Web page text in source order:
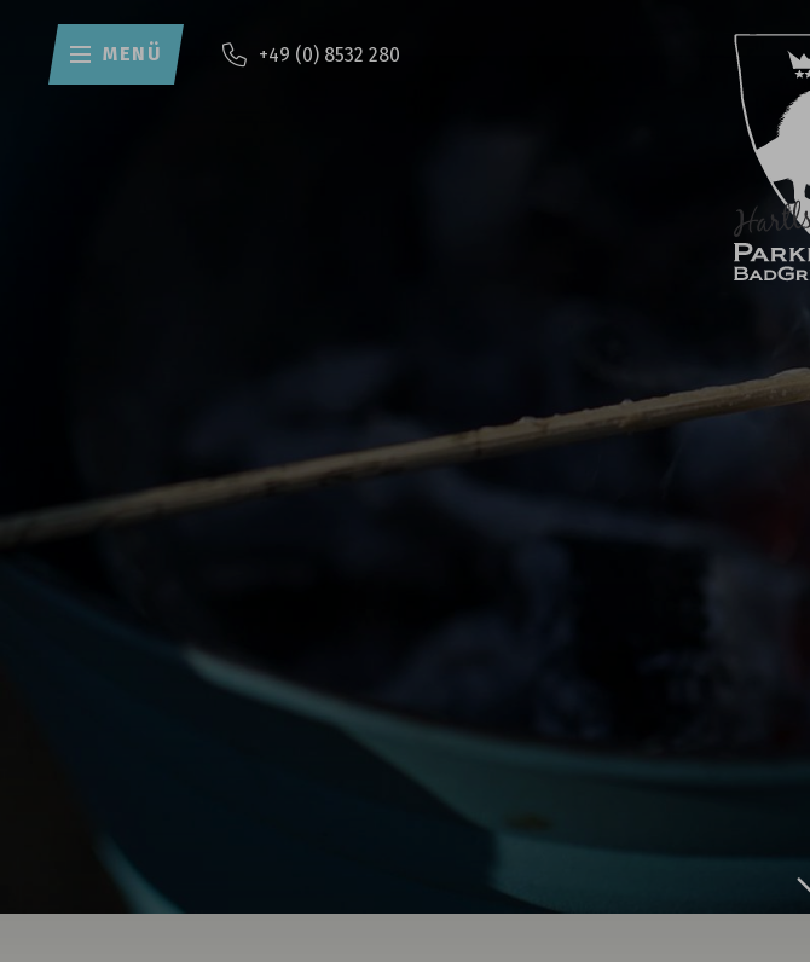
MENÜ +49 (0) 8532 280